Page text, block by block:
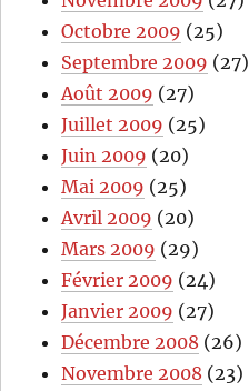
Octobre 2009 (25)
Septembre 2009 (27)
Août 2009 (27)
Juillet 2009 (25)
Juin 2009 (20)
Mai 2009 (25)
Avril 2009 (20)
Mars 2009 (29)
Février 2009 (24)
Janvier 2009 (27)
Décembre 2008 (26)
Novembre 2008 (23)